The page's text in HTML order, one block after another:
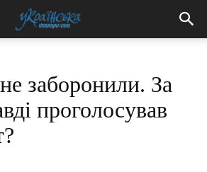
заборонили. За
проголосував